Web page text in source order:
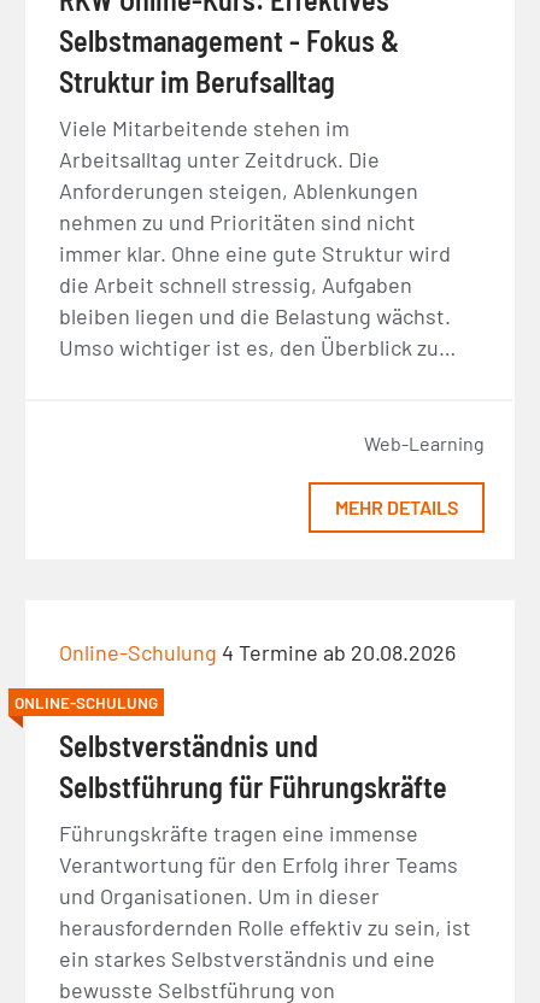
Selbstmanagement - Fokus &
Struktur im Berufsalltag
Viele Mitarbeitende stehen im
Arbeitsalltag unter Zeitdruck. Die
Anforderungen steigen, Ablenkungen
nehmen zu und Prioritäten sind nicht
immer klar. Ohne eine gute Struktur wird
die Arbeit schnell stressig, Aufgaben
bleiben liegen und die Belastung wächst.
Umso wichtiger ist es, den Überblick zu…
Web-Learning
MEHR DETAILS
Online-Schulung 4 Termine ab 20.08.2026
ONLINE-SCHULUNG
Selbstverständnis und
Selbstführung für Führungskräfte
Führungskräfte tragen eine immense
Verantwortung für den Erfolg ihrer Teams
und Organisationen. Um in dieser
herausfordernden Rolle effektiv zu sein, ist
ein starkes Selbstverständnis und eine
bewusste Selbstführung von